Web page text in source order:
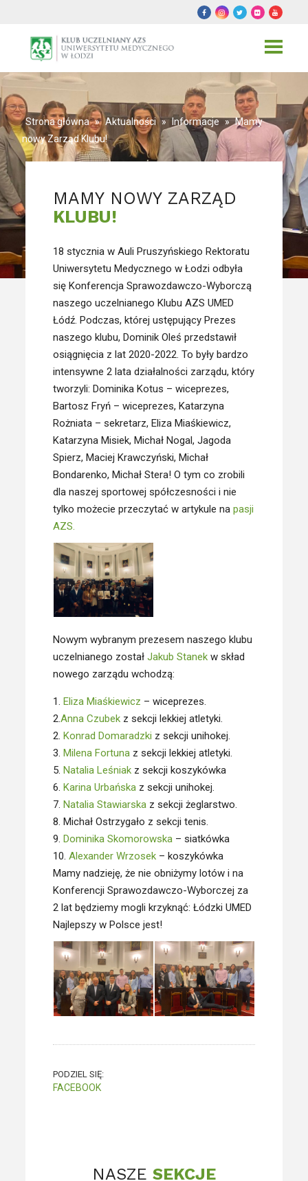
Toggle
Strona główna » Aktualności » Informacje » Mamy
nowy Zarząd Klubu!
MAMY NOWY ZARZĄD
KLUBU!
18 stycznia w Auli Pruszyńskiego Rektoratu
Uniwersytetu Medycznego w Łodzi odbyła
się Konferencja Sprawozdawczo-Wyborczą
naszego uczelnianego Klubu AZS UMED
Łódź. Podczas, której ustępujący Prezes
naszego klubu, Dominik Oleś przedstawił
osiągnięcia z lat 2020-2022. To były bardzo
intensywne 2 lata działalności zarządu, który
tworzyli: Dominika Kotus – wiceprezes,
Bartosz Fryń – wiceprezes, Katarzyna
Rożniata – sekretarz, Eliza Miaśkiewicz,
Katarzyna Misiek, Michał Nogal, Jagoda
Spierz, Maciej Krawczyński, Michał
Bondarenko, Michał Stera! O tym co zrobili
dla naszej sportowej spółczesności i nie
tylko możecie przeczytać w artykule napasji
AZS.
Nowym wybranym prezesem naszego klubu
uczelnianego zostałJakub Stanekw skład
nowego zarządu wchodzą:
1. Eliza Miaśkiewicz – wiceprezes.
2.Anna Czubek z sekcji lekkiej atletyki.
2. Konrad Domaradzki z sekcji unihokej.
3. Milena Fortuna z sekcji lekkiej atletyki.
5. Natalia Leśniak z sekcji koszykówka
6. Karina Urbańska z sekcji unihokej.
7. Natalia Stawiarska z sekcji żeglarstwo.
8. Michał Ostrzygało z sekcji tenis.
9. Dominika Skomorowska – siatkówka
10.Alexander Wrzosek – koszykówka
Mamy nadzieję, że nie obniżymy lotów i na
Konferencji Sprawozdawczo-Wyborczej za
2 lat będziemy mogli krzyknąć: Łódzki UMED
Najlepszy w Polsce jest!
PODZIEL SIĘ:
FACEBOOK
NASZE SEKCJE